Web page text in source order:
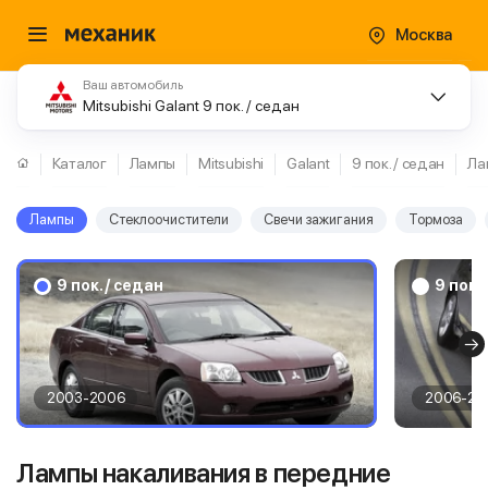
Москва
Ваш автомобиль
Mitsubishi Galant 9 пок. / седан
Каталог Лампы Mitsubishi Galant 9 пок. / седан
Лампы Стеклоочистители Свечи зажигания Тормоза
9 пок. / седан
2003-2006
9 пок.
2006-
Лампы накаливания в передние